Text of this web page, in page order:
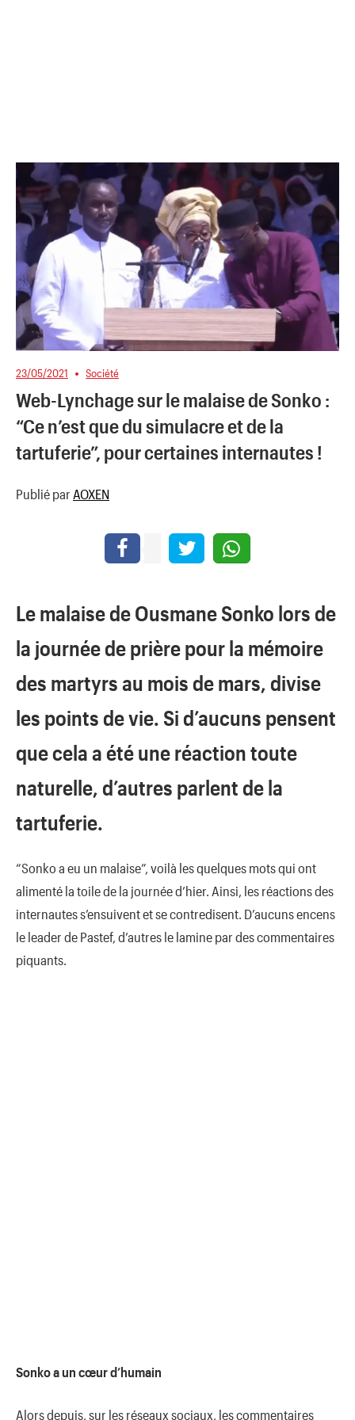
23/05/2021 Société
Web-Lynchage sur le malaise de Sonko :
“Ce n’est que du simulacre et de la
tartuferie”, pour certaines internautes !
Publié par AOXEN
Le malaise de Ousmane Sonko lors de
la journée de prière pour la mémoire
des martyrs au mois de mars, divise
les points de vie. Si d’aucuns pensent
que cela a été une réaction toute
naturelle, d’autres parlent de la
tartuferie.
“Sonko a eu un malaise”, voilà les quelques mots qui ont
alimenté la toile de la journée d’hier. Ainsi, les réactions des
internautes s’ensuivent et se contredisent. D’aucuns encens
le leader de Pastef, d’autres le lamine par des commentaires
piquants.
Sonko a un cœur d’humain
Alors depuis, sur les réseaux sociaux, les commentaires